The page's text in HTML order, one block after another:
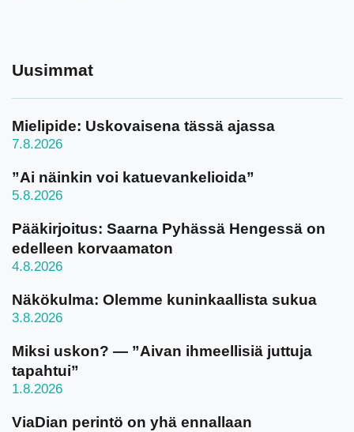
Uusimmat
Mielipide: Uskovaisena tässä ajassa
7.8.2026
”Ai näinkin voi katuevankelioida”
5.8.2026
Pääkirjoitus: Saarna Pyhässä Hengessä on
edelleen korvaamaton
4.8.2026
Näkökulma: Olemme kuninkaallista sukua
3.8.2026
Miksi uskon? — ”Aivan ihmeellisiä juttuja
tapahtui”
1.8.2026
ViaDian perintö on yhä ennallaan